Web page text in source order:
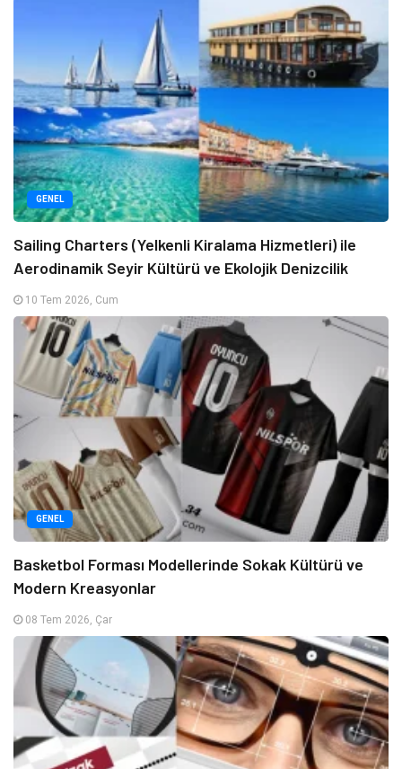
GENEL
Sailing Charters (Yelkenli Kiralama Hizmetleri) ile
Aerodinamik Seyir Kültürü ve Ekolojik Denizcilik
10 Tem 2026, Cum
GENEL
Basketbol Forması Modellerinde Sokak Kültürü ve
Modern Kreasyonlar
08 Tem 2026, Çar